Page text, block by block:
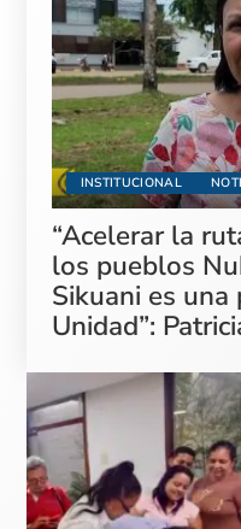
INSTITUCIONAL
“Acelerar la
los pueblos
Sikuani es
Unidad”: